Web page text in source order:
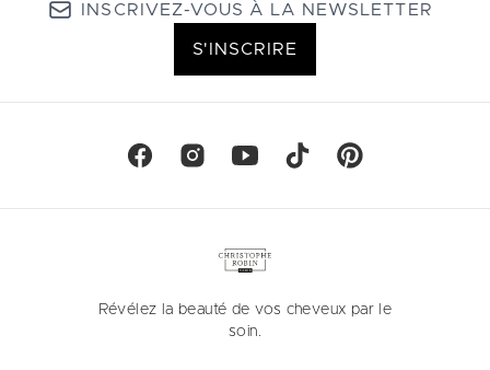
INSCRIVEZ-VOUS À LA NEWSLETTER
S'INSCRIRE
Révélez la beauté de vos cheveux par le
soin.